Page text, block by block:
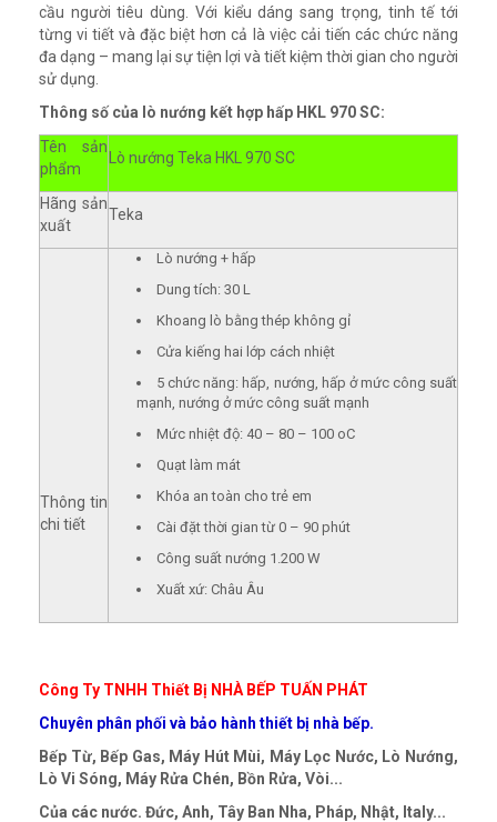
cầu người tiêu dùng. Với kiểu dáng sang trọng, tinh tế tới
từng vi tiết và đặc biệt hơn cả là việc cải tiến các chức năng
đa dạng – mang lại sự tiện lợi và tiết kiệm thời gian cho người
sử dụng.
Thông số của lò nướng kết hợp hấp HKL 970 SC:
Tên sản
phẩm
Lò nướng Teka HKL 970 SC
Hãng sản
xuất
Teka
Thông tin
chi tiết
Lò nướng + hấp
Dung tích: 30 L
Khoang lò bằng thép không gỉ
Cửa kiếng hai lớp cách nhiệt
5 chức năng: hấp, nướng, hấp ở mức công suất
mạnh, nướng ở mức công suất mạnh
Mức nhiệt độ: 40 – 80 – 100 oC
Quạt làm mát
Khóa an toàn cho trẻ em
Cài đặt thời gian từ 0 – 90 phút
Công suất nướng 1.200 W
Xuất xứ: Châu Âu
Công Ty TNHH Thiết Bị NHÀ BẾP TUẤN PHÁT
Chuyên phân phối và bảo hành thiết bị nhà bếp.
Bếp Từ, Bếp Gas, Máy Hút Mùi, Máy Lọc Nước, Lò Nướng,
Lò Vi Sóng, Máy Rửa Chén, Bồn Rửa, Vòi...
Của các nước. Đức, Anh, Tây Ban Nha, Pháp, Nhật, Italy...